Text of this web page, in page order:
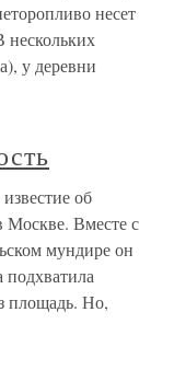
несет
у деревни
об
Москве. Вместе с
мундире он
площадь. Но,